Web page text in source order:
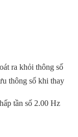
ra khỏi thông số
thông số khi thay
tần số 2.00 Hz